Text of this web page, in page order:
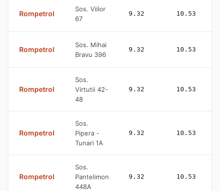
Rompetrol
Sos. Viilor
67
9.32 10.53
Rompetrol
Sos. Mihai
Bravu 396
9.32 10.53
Rompetrol
Sos.
Virtutii 42-
48
9.32 10.53
Rompetrol
Sos.
Pipera -
Tunari 1A
9.32 10.53
Rompetrol
Sos.
Pantelimon
448A
9.32 10.53